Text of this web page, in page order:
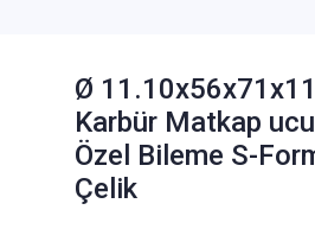
Ø
Karbür Matkap
Özel Bileme S-
Çelik